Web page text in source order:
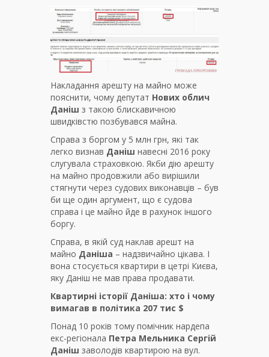
Накладання арешту на майно може
пояснити, чому депутат Нових облич
Даніш з такою блискавичною
швидківстю позбувався майна.
Справа з боргом у 5 млн грн, які так
легко визнав Даніш навесні 2016 року
слугувала страховкою. Якби дію арешту
на майно продовжили або вирішили
стягнути через судових виконавців – був
би ще один аргумент, що є судова
справа і це майно йде в рахунок іншого
боргу.
Справа, в якій суд наклав арешт на
майно Даніша – надзвичайно цікава. І
вона стосується квартири в цетрі Києва,
яку Даніш не мав права продавати.
Квартирні історії Даніша: хто і чому
вимагав в політика 207 тис $
Понад 10 років тому помічник нардепа
екс-регіонала Петра Мельника Сергій
Даніш заволодів квартирою на вул.